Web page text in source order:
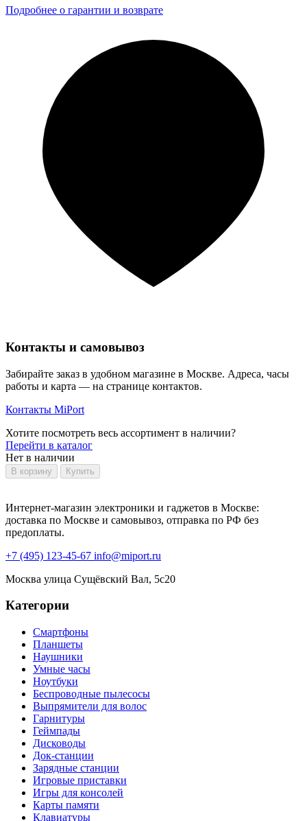
Подробнее о гарантии и возврате
Контакты и самовывоз
Забирайте заказ в удобном магазине в Москве. Адреса, часы
работы и карта — на странице контактов.
Контакты MiPort
Хотите посмотреть весь ассортимент в наличии?
Перейти в каталог
Нет в наличии
В корзину Купить
Интернет-магазин электроники и гаджетов в Москве:
доставка по Москве и самовывоз, отправка по РФ без
предоплаты.
+7 (495) 123-45-67 info@miport.ru
Москва улица Сущёвский Вал, 5с20
Категории
Смартфоны
Планшеты
Наушники
Умные часы
Ноутбуки
Беспроводные пылесосы
Выпрямители для волос
Гарнитуры
Геймпады
Дисководы
Док-станции
Зарядные станции
Игровые приставки
Игры для консолей
Карты памяти
Клавиатуры